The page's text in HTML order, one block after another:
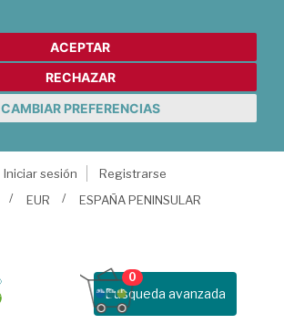
ACEPTAR
RECHAZAR
CAMBIAR PREFERENCIAS
Iniciar sesión
Registrarse
EUR ESPAÑA PENINSULAR
Busqueda avanzada
0